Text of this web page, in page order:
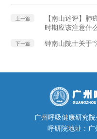
上一篇
【南山述评】肺
时期应该注意什
下一篇 钟南山院士关于
广州呼吸健康研究院
呼研院地址：广